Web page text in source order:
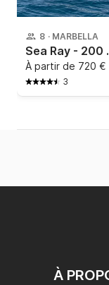
8 · MARBELLA
Sea
À partir de 720 €
3
À